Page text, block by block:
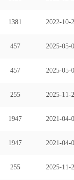
1381 2022-10-
457 2025-05-
457 2025-05-
255 2025-11-
1947 2021-04-
1947 2021-04-
255 2025-11-